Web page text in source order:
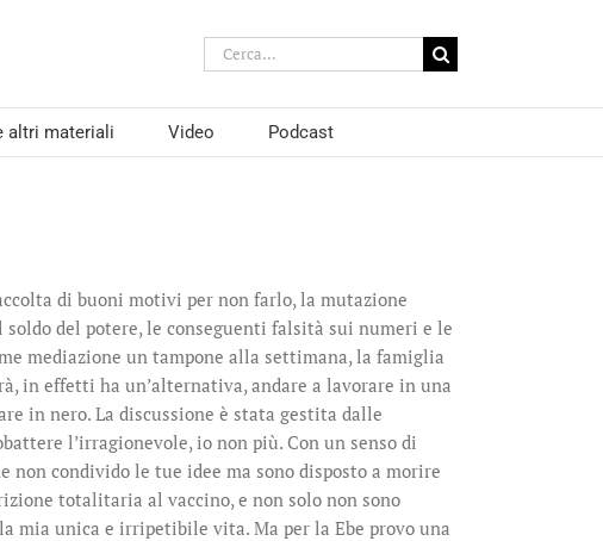
Cerca
per:
altri materiali Video Podcast
di buoni motivi per non farlo, la mutazione
del potere, le conseguenti falsità sui numeri e le
mediazione un tampone alla settimana, la famiglia
in effetti ha un’alternativa, andare a lavorare in una
in nero. La discussione è stata gestita dalle
l’irragionevole, io non più. Con un senso di
non condivido le tue idee ma sono disposto a morire
totalitaria al vaccino, e non solo non sono
mia unica e irripetibile vita. Ma per la Ebe provo una